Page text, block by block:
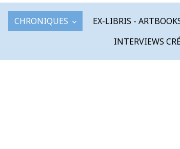
CHRONIQUES EX-LIBRIS -
INTERVIEWS